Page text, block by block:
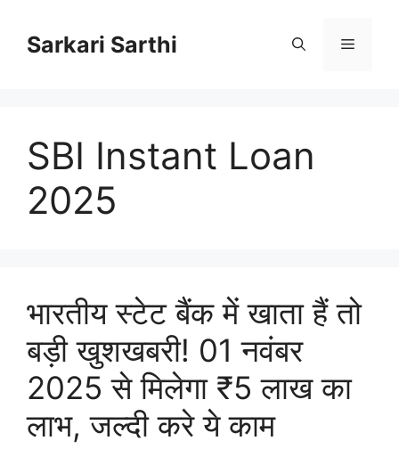
contentSarkari Sarthi Menu
SBI Instant Loan
2025
भारतीय स्टेट बैंक में खाता हैं तो
बड़ी खुशखबरी! 01 नवंबर
2025 से मिलेगा ₹5 लाख का
लाभ, जल्दी करे ये काम